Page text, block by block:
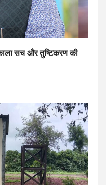
सच और तुष्टिकरण की